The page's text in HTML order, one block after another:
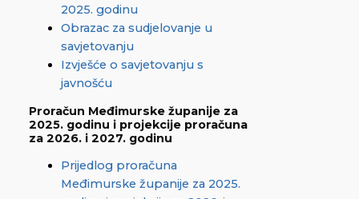
2025. godinu
Obrazac za sudjelovanje u
savjetovanju
Izvješće o savjetovanju s
javnošću
Proračun Međimurske županije za
2025. godinu i projekcije proračuna
za 2026. i 2027. godinu
Prijedlog proračuna
Međimurske županije za 2025.